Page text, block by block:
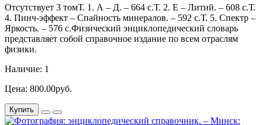
Отсутствует 3 томТ. 1. А – Д. – 664 с.Т. 2. Е – Литий. – 608 с.Т.
4. Пинч-эффект – Спайность минералов. – 592 с.Т. 5. Спектр –
Яркость. – 576 с.Физический энциклопедический словарь
представляет собой справочное издание по всем отраслям
физики.
Наличие: 1
Цена: 800.00руб.
Купить